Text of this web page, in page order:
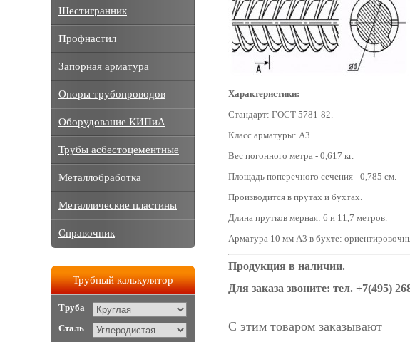
Характеристики:
Стандарт: ГОСТ 5781-82.
Класс арматуры: А3.
Вес погонного метра - 0,617 кг.
Площадь поперечного сечения - 0,785 см.
Производится в прутах и бухтах.
Длина прутков мерная: 6 и 11,7 метров.
Арматура 10 мм А3 в бухте:
Продукция в наличии.
Для заказа звоните: тел. +7(495)
С этим товаром заказывают
Шестигранник
Профнастил
Запорная арматура
Опоры трубопроводов
Оборудование КИПиА
Трубы асбестоцементные
Металлобработка
Металлические пластины
Справочник
Трубный калькулятор
Труба
Сталь